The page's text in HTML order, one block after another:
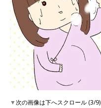
▼次の画像は下へスクロール (3/9)